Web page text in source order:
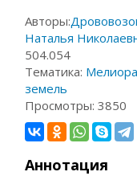
Авторы:
Наталья
504.054
Тематика:
земель
Просмотры:3850
Аннотация